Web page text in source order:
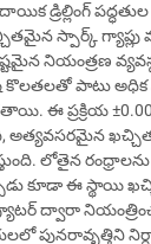
డ్రిల్లింగ్
స్పార్క్ గ్యాప్లు
నియంత్రణ
కొలతలతో పాటు
ఈ ప్రక్రియ
అత్యవసరమైన
లోతైన రంధ్రాలను
కూడా ఈ స్థాయి
ద్వారా
పునరావృత్తిని